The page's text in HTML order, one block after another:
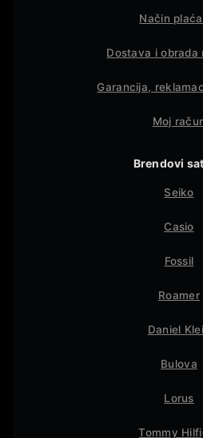
Način
Dostava i obrada
Garancija,
Moj
Brendovi
Seiko
Casio
Fossil
Roamer
Daniel
Bulova
Lorus
Tommy